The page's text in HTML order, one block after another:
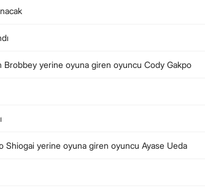
Brobbey yerine oyuna giren oyuncu Cody Gakpo
Shiogai yerine oyuna giren oyuncu Ayase Ueda